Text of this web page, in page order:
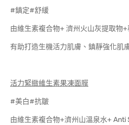
#鎮定#舒緩
由維生素複合物+ 濟州火山灰提取物
有助打造生機活力肌膚、鎮靜強化肌
活力緊緻維生素果凍面膜
#美白#抗皺
由維生素複合物+濟州山溫泉水+ Anti